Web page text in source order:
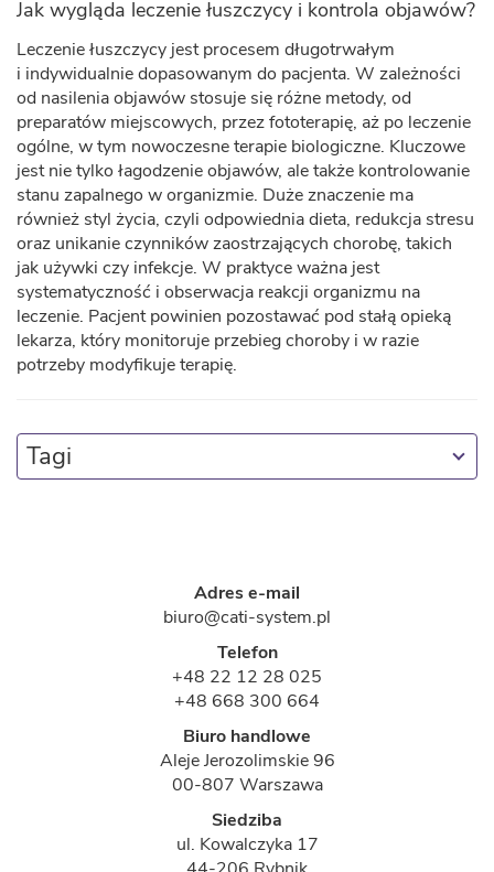
Jak wygląda leczenie łuszczycy i kontrola objawów?
Leczenie łuszczycy jest procesem długotrwałym
i indywidualnie dopasowanym do pacjenta. W zależności
od nasilenia objawów stosuje się różne metody, od
preparatów miejscowych, przez fototerapię, aż po leczenie
ogólne, w tym nowoczesne terapie biologiczne. Kluczowe
jest nie tylko łagodzenie objawów, ale także kontrolowanie
stanu zapalnego w organizmie. Duże znaczenie ma
również styl życia, czyli odpowiednia dieta, redukcja stresu
oraz unikanie czynników zaostrzających chorobę, takich
jak używki czy infekcje. W praktyce ważna jest
systematyczność i obserwacja reakcji organizmu na
leczenie. Pacjent powinien pozostawać pod stałą opieką
lekarza, który monitoruje przebieg choroby i w razie
potrzeby modyfikuje terapię.
Tagi
Adres e-mail
biuro@cati-system.pl
Telefon
+48 22 12 28 025
+48 668 300 664
Biuro handlowe
Aleje Jerozolimskie 96
00-807 Warszawa
Siedziba
ul. Kowalczyka 17